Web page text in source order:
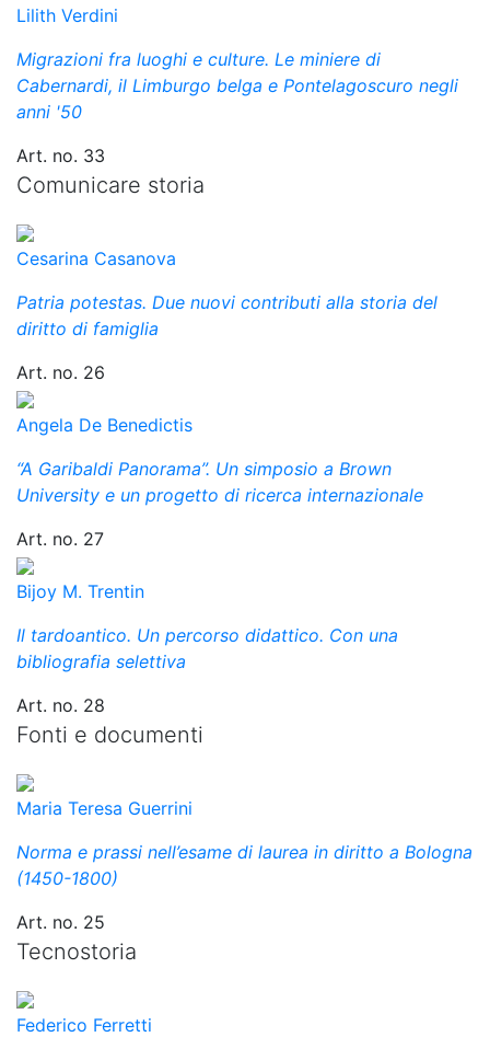
Lilith Verdini
Migrazioni fra luoghi e culture. Le miniere di
Cabernardi, il Limburgo belga e Pontelagoscuro negli
anni '50
Art. no. 33
Comunicare storia
Cesarina Casanova
Patria potestas. Due nuovi contributi alla storia del
diritto di famiglia
Art. no. 26
Angela De Benedictis
“A Garibaldi Panorama”. Un simposio a Brown
University e un progetto di ricerca internazionale
Art. no. 27
Bijoy M. Trentin
Il tardoantico. Un percorso didattico. Con una
bibliografia selettiva
Art. no. 28
Fonti e documenti
Maria Teresa Guerrini
Norma e prassi nell’esame di laurea in diritto a Bologna
(1450-1800)
Art. no. 25
Tecnostoria
Federico Ferretti